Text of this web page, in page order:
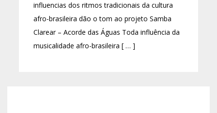
influencias dos ritmos tradicionais da cultura
afro-brasileira dão o tom ao projeto Samba
Clarear – Acorde das Águas Toda influência da
musicalidade afro-brasileira [ … ]